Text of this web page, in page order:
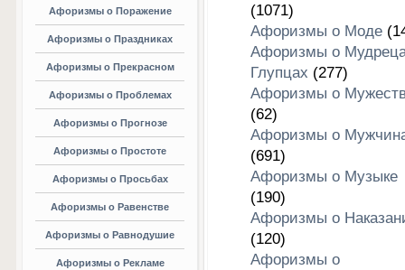
Афоризмы о Поражение
Афоризмы о Праздниках
Афоризмы о Прекрасном
Афоризмы о Проблемах
Афоризмы о Прогнозе
Афоризмы о Простоте
Афоризмы о Просьбах
Афоризмы о Равенстве
Афоризмы о Равнодушие
Афоризмы о Рекламе
(1071)
Афоризмы о Моде
Афоризмы о
Глупцах (277)
Афоризмы о
(62)
Афоризмы о
(691)
Афоризмы о Музыке
(190)
Афоризмы о
(120)
Афоризмы о